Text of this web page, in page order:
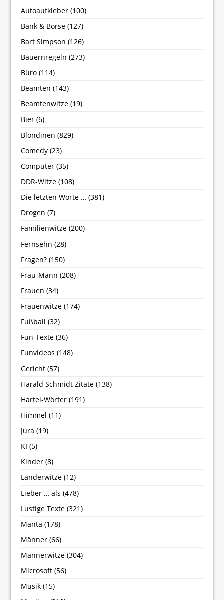
Autoaufkleber (100)
Bank & Börse (127)
Bart Simpson (126)
Bauernregeln (273)
Büro (114)
Beamten (143)
Beamtenwitze (19)
Bier (6)
Blondinen (829)
Comedy (23)
Computer (35)
DDR-Witze (108)
Die letzten Worte … (381)
Drogen (7)
Familienwitze (200)
Fernsehn (28)
Fragen? (150)
Frau-Mann (208)
Frauen (34)
Frauenwitze (174)
Fußball (32)
Fun-Texte (36)
Funvideos (148)
Gericht (57)
Harald Schmidt Zitate (138)
Hartei-Wörter (191)
Himmel (11)
Jura (19)
KI (5)
Kinder (8)
Länderwitze (12)
Lieber … als (478)
Lustige Texte (321)
Manta (178)
Männer (66)
Männerwitze (304)
Microsoft (56)
Musik (15)